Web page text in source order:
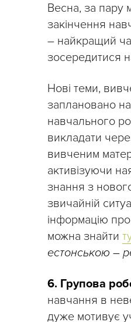
Весна, за пару
закінчення
– найкращий
зосередитися
Нові теми,
заплановано
навчального
викладати
вивченим
активізуючи
знання з
звичайній
інформацію
можна знайти
естонською –
6. Групова
навчання в
дуже мотивує